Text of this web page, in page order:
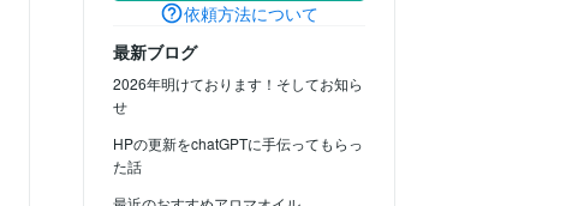
依頼方法について
最新ブログ
2026年明けております！そしてお知ら
せ
HPの更新をchatGPTに手伝ってもらっ
た話